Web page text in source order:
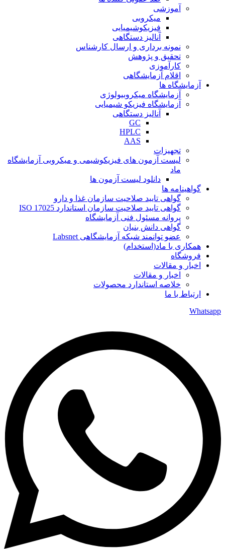
آموزشی
میکروبی
فیزیکوشیمیایی
آنالیز دستگاهی
نمونه برداری و ارسال کارشناس
تحقیق و پژوهش
کارآموزی
اقلام آزمایشگاهی
آزمایشگاه ها
آزمایشگاه میکروبیولوژی
آزمایشگاه فیزیکو شیمیایی
آنالیز دستگاهی
GC
HPLC
AAS
تجهیزات
لیست آزمون های فیزیکوشیمی و میکروبی آزمایشگاه
ماد
دانلود لیست آزمون ها
گواهینامه ها
گواهی تایید صلاحیت سازمان غذا و دارو
گواهی تایید صلاحیت سازمان استاندارد ISO 17025
پروانه مسئول فنی آزمایشگاه
گواهی دانش بنیان
عضو توانمند شبکه آزمایشگاهی Labsnet
همکاری با ماد(استخدام)
فروشگاه
اخبار و مقالات
اخبار و مقالات
خلاصه استاندارد محصولات
ارتباط با ما
Whatsapp